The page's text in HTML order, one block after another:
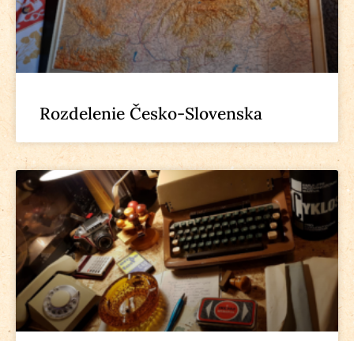
Rozdelenie Česko-Slovenska